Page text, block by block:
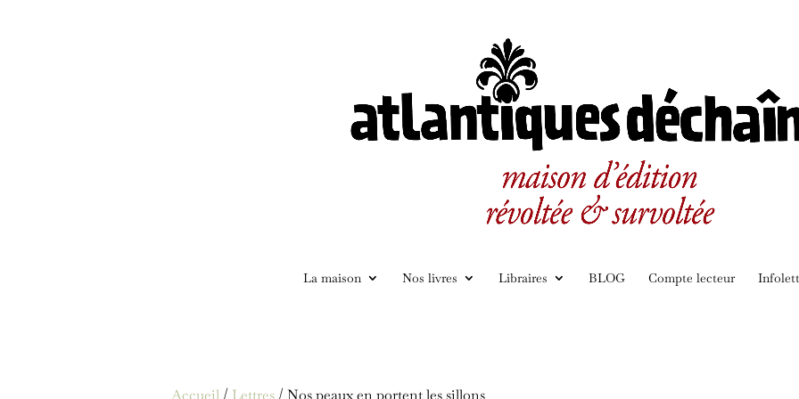
La maison Nos livres Libraires BLOG Compte lecteur
Accueil / Lettres / Nos peaux en portent les sillons